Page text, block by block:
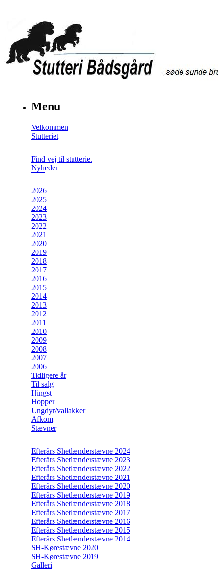
Menu
Velkommen
Stutteriet
Find vej til stutteriet
Nyheder
2026
2025
2024
2023
2022
2021
2020
2019
2018
2017
2016
2015
2014
2013
2012
2011
2010
2009
2008
2007
2006
Tidligere år
Til salg
Hingst
Hopper
Ungdyr/vallakker
Afkom
Stævner
Efterårs Shetlænderstævne 2024
Efterårs Shetlænderstævne 2023
Efterårs Shetlænderstævne 2022
Efterårs Shetlænderstævne 2021
Efterårs Shetlænderstævne 2020
Efterårs Shetlænderstævne 2019
Efterårs Shetlænderstævne 2018
Efterårs Shetlænderstævne 2017
Efterårs Shetlænderstævne 2016
Efterårs Shetlænderstævne 2015
Efterårs Shetlænderstævne 2014
SH-Kørestævne 2020
SH-Kørestævne 2019
Galleri